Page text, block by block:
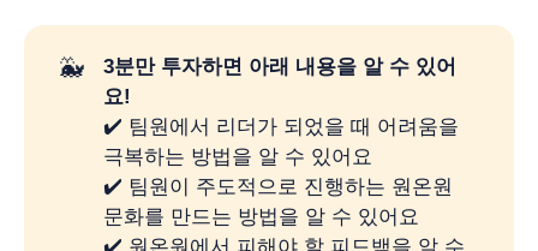
🐳
3분만 투자하면 아래 내용을 알 수 있어
요!
✔️ 팀원에서 리더가 되었을 때 어려움을
극복하는 방법을 알 수 있어요
✔️ 팀원이 주도적으로 진행하는 원온원
문화를 만드는 방법을 알 수 있어요
✔️ 원온원에서 피해야 할 피드백을 알 수